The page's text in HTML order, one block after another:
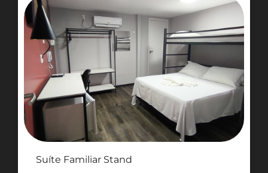
Suíte Familiar Stand